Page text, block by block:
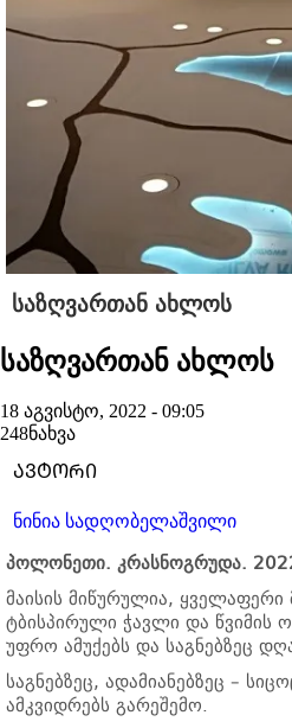
საზღვართან ახლოს
საზღვართან ახლოს
18 აგვისტო, 2022 - 09:05
248ნახვა
ᲐᲕᲢᲝᲠᲘ
ნინია სადღობელაშვილი
პოლონეთი. კრასნოგრუდა.
მაისის მიწურულია,
ტბისპირული ჭავლი და წვიმის
უფრო ამუქებს და საგნებზეც
საგნებზეც, ადამიანებზეც –
ამკვიდრებს გარეშემო.